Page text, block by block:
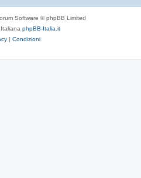
Software © phpBB Limited
phpBB-Italia.it
| Condizioni